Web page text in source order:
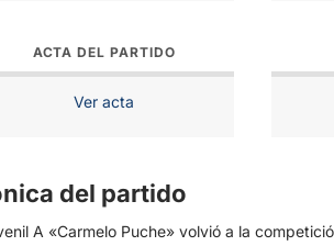
ACTA DEL PARTIDO
Ver acta
del partido
A «Carmelo Puche» volvió a la